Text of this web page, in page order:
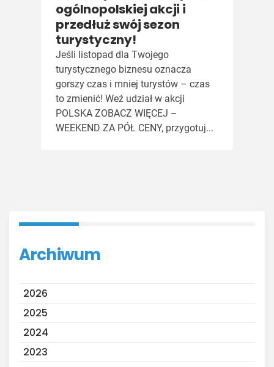
Archiwum
2026
2025
2024
2023
ogólnopolskiej akcji i
przedłuż swój sezon
turystyczny!
Jeśli listopad dla Twojego
turystycznego biznesu oznacza
gorszy czas i mniej turystów – czas
to zmienić! Weź udział w akcji
POLSKA ZOBACZ WIĘCEJ –
WEEKEND ZA PÓŁ CENY, przygotuj...